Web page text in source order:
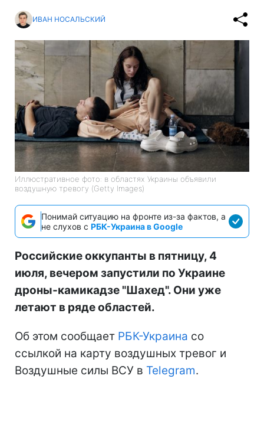
ИВАН НОСАЛЬСКИЙ
Иллюстративное фото: в областях Украины объявили
воздушную тревогу (Getty Images)
Понимай ситуацию на фронте из-за фактов, а
не слухов с РБК-Украина в Google
Российские оккупанты в пятницу, 4
июля, вечером запустили по Украине
дроны-камикадзе "Шахед". Они уже
летают в ряде областей.
Об этом сообщает РБК-Украина со
ссылкой на карту воздушных тревог и
Воздушные силы ВСУ в Telegram.